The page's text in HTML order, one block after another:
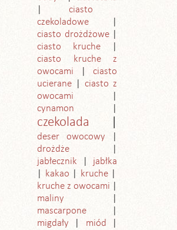
ciasto
czekoladowe
ciasto drożdżowe
ciasto kruche
ciasto kruche z
owocami
ciasto
ucierane
ciasto z
owocami
cynamon
czekolada
deser owocowy
drożdże
jabłecznik
jabłka
kakao
kruche
kruche z owocami
maliny
mascarpone
migdały
miód